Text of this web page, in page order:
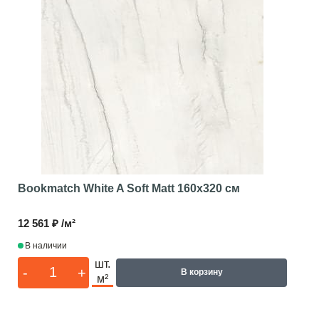
Bookmatch White A Soft Matt 160x320 см
12 561 ₽ /м²
В наличии
- +
шт.
м²
В корзину